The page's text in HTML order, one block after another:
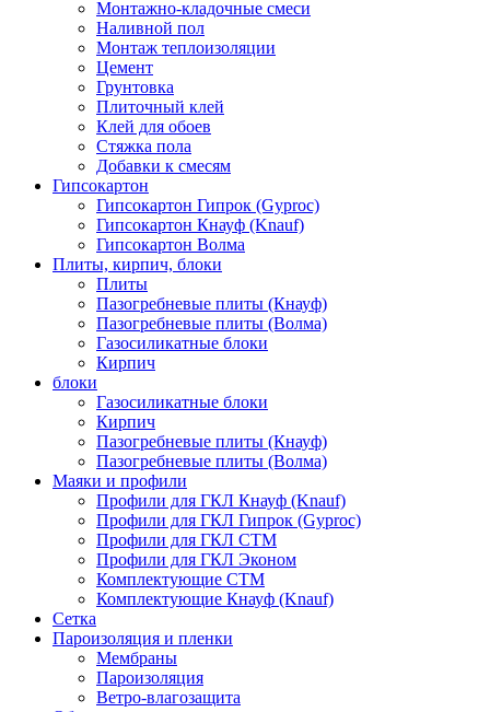
Монтажно-кладочные смеси
Наливной пол
Монтаж теплоизоляции
Цемент
Грунтовка
Плиточный клей
Клей для обоев
Стяжка пола
Добавки к смесям
Гипсокартон
Гипсокартон Гипрок (Gyproc)
Гипсокартон Кнауф (Knauf)
Гипсокартон Волма
Плиты, кирпич, блоки
Плиты
Пазогребневые плиты (Кнауф)
Пазогребневые плиты (Волма)
Газосиликатные блоки
Кирпич
блоки
Газосиликатные блоки
Кирпич
Пазогребневые плиты (Кнауф)
Пазогребневые плиты (Волма)
Маяки и профили
Профили для ГКЛ Кнауф (Knauf)
Профили для ГКЛ Гипрок (Gyproc)
Профили для ГКЛ СТМ
Профили для ГКЛ Эконом
Комплектующие СТМ
Комплектующие Кнауф (Knauf)
Сетка
Пароизоляция и пленки
Мембраны
Пароизоляция
Ветро-влагозащита